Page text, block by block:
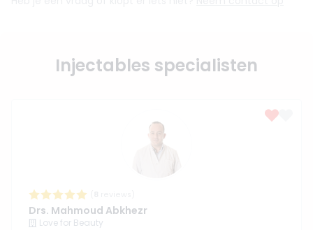
Injectables specialisten
Drs. Mahmoud Abkhezr
Love for Beauty